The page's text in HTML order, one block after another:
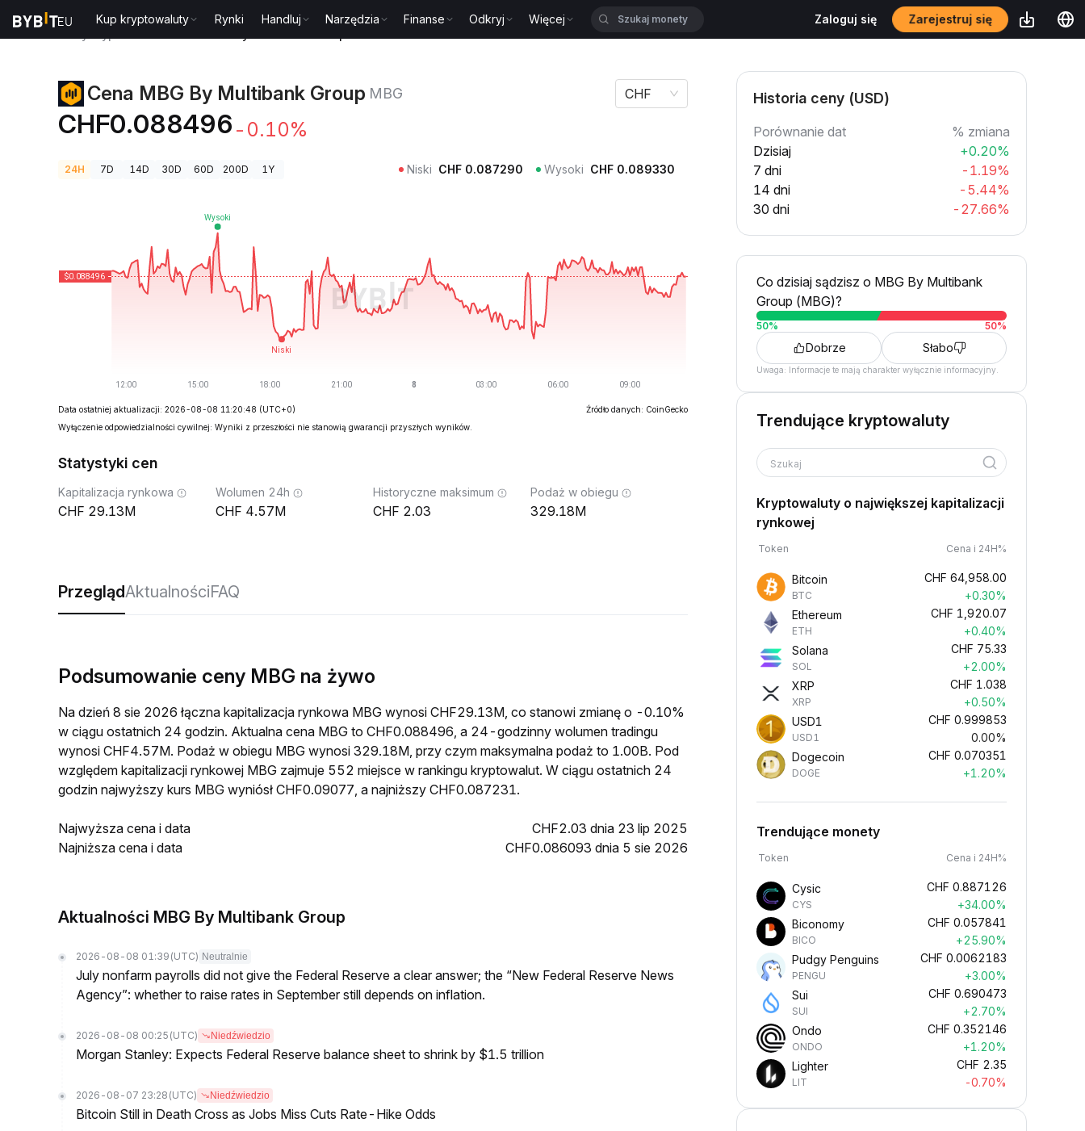
Kup kryptowaluty Rynki Handluj Narzędzia Finanse Odkryj Więcej Zaloguj się Zarejestruj się
Cena MBG By Multibank Group MBG
CHF0.088496 -0.10%
CHF
24H 7D 14D 30D 60D 200D 1Y Niski CHF 0.087290 Wysoki CHF 0.089330
Data ostatniej aktualizacji: 2026-08-08 11:20:48 (UTC+0)
Źródło danych: CoinGecko
Wyłączenie odpowiedzialności cywilnej: Wyniki z przeszłości nie stanowią gwarancji przyszłych wyników.
Statystyki cen
Kapitalizacja rynkowa
29.13M
Wolumen 24h
4.57M
Historyczne maksimum
2.03
Podaż w obiegu
329.18M
PrzeglądAktualnościFAQ
Podsumowanie ceny MBG na żywo
Na dzień 8 sie 2026 łączna kapitalizacja rynkowa MBG wynosi CHF29.13M, co stanowi zmianę o -0.10%
w ciągu ostatnich 24 godzin. Aktualna cena MBG to CHF0.088496, a 24-godzinny wolumen tradingu
wynosi CHF4.57M. Podaż w obiegu MBG wynosi 329.18M, przy czym maksymalna podaż to 1.00B. Pod
względem kapitalizacji rynkowej MBG zajmuje 552 miejsce w rankingu kryptowalut. W ciągu ostatnich 24
godzin najwyższy kurs MBG wyniósł CHF0.09077, a najniższy CHF0.087231.
Najwyższa cena i data
CHF2.03 dnia 23 lip 2025
Najniższa cena i data
CHF0.086093 dnia 5 sie 2026
Aktualności MBG By Multibank Group
2026-08-08 01:39 (UTC) Neutralnie
July nonfarm payrolls did not give the Federal Reserve a clear answer; the “New Federal Reserve News
Agency”: whether to raise rates in September still depends on inflation.
2026-08-08 00:25 (UTC) Niedźwiedzio
Morgan Stanley: Expects Federal Reserve balance sheet to shrink by $1.5 trillion
2026-08-07 23:28 (UTC) Niedźwiedzio
Bitcoin Still in Death Cross as Jobs Miss Cuts Rate-Hike Odds
Historia ceny (USD)
Porównanie dat
% zmiana
Dzisiaj
+0.20%
7 dni
-1.19%
14 dni
-5.44%
30 dni
-27.66%
Co dzisiaj sądzisz o MBG By Multibank
Group (MBG)?
50% 50%
Dobrze Słabo
Uwaga: Informacje te mają charakter wyłącznie informacyjny.
Trendujące kryptowaluty
Szukaj
Kryptowaluty o największej kapitalizacji
rynkowej
Token Cena i 24H%
Bitcoin
BTC
CHF 64,958.00
+0.30%
Ethereum
ETH
CHF 1,920.07
+0.40%
Solana
SOL
CHF 75.33
+2.00%
XRP
XRP
CHF 1.038
+0.50%
USD1
USD1
CHF 0.999853
0.00%
Dogecoin
DOGE
CHF 0.070351
+1.20%
Trendujące monety
Token Cena i 24H%
Cysic
CYS
CHF 0.887126
+34.00%
Biconomy
BICO
CHF 0.057841
+25.90%
Pudgy Penguins
PENGU
CHF 0.0062183
+3.00%
Sui
SUI
CHF 0.690473
+2.70%
Ondo
ONDO
CHF 0.352146
+1.20%
Lighter
LIT
CHF 2.35
-0.70%